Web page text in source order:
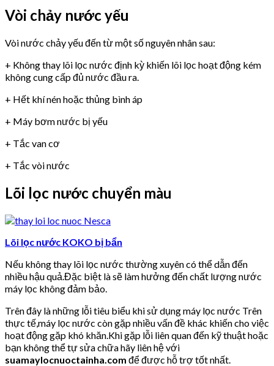
Vòi chảy nước yếu
Vòi nước chảy yếu đến từ một số nguyên nhân sau:
+ Không thay lõi lọc nước định kỳ khiến lõi lọc hoạt động kém
không cung cấp đủ nước đầu ra.
+ Hết khí nén hoặc thủng bình áp
+ Máy bơm nước bị yếu
+ Tắc van cơ
+ Tắc vòi nước
Lõi lọc nước chuyển màu
Lõi lọc nước KOKO bị bẩn
Nếu không thay lõi lọc nước thường xuyên có thể dẫn đến
nhiều hậu quả.Đặc biệt là sẽ làm hưởng đến chất lượng nước
máy lọc không đảm bảo.
Trên đây là những lỗi tiêu biểu khi sử dụng máy lọc nước Trên
thực tế,máy lọc nước còn gặp nhiều vấn đề khác khiến cho việc
hoạt động gặp khó khăn.Khi gặp lỗi liên quan đến kỹ thuật hoặc
bạn không thể tự sửa chữa hãy liên hệ với
suamaylocnuoctainha.com để được hỗ trợ tốt nhất.